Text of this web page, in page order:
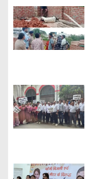
t
i
o